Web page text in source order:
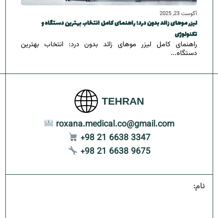
آگوست 23, 2025
لیزر موهای زائد بدون درد؛ راهنمای کامل انتخاب بهترین دستگاه و
تکنولوژی
راهنمای کامل لیزر موهای زائد بدون درد: انتخاب بهترین
دستگاه‌...
نام:
TEHRAN
roxana.medical.co@gmail.com
+98 21 6638 3347
+98 21 6638 9675